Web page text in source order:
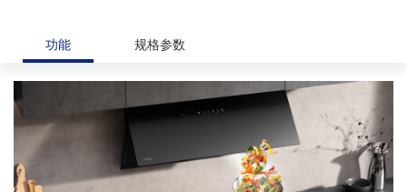
功能 规格参数